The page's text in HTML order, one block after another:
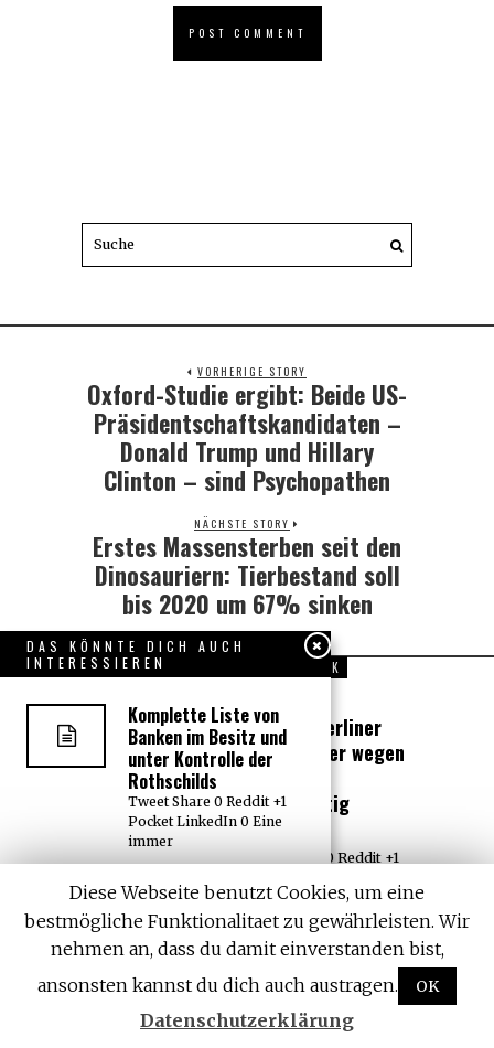
VORHERIGE STORY
Previous
post:
Oxford-Studie ergibt: Beide US-
Präsidentschaftskandidaten –
Donald Trump und Hillary
Clinton – sind Psychopathen
NÄCHSTE STORY
Next
post:
Erstes Massensterben seit den
Dinosauriern: Tierbestand soll
bis 2020 um 67% sinken
DIE NEUESTEN VON POLITIK
Exklusiv: Berliner
AfD-Politiker wegen
rechtskräftig
verurteilt
Tweet Share 0 Reddit +1
TRETE UNSERER TG
GRUPPE
Bundestag reduziert
Strafe für
Kindesmissbrauch
Diese Webseite benutzt Cookies, um eine
bestmögliche Funktionalitaet zu gewährleisten. Wir
nehmen an, dass du damit einverstanden bist,
ansonsten kannst du dich auch austragen.
OK
Datenschutzerklärung
DAS KÖNNTE DICH AUCH
INTERESSIEREN
Komplette Liste von
Banken im Besitz und
unter Kontrolle der
Rothschilds
Tweet Share 0 Reddit +1
Pocket LinkedIn 0 Eine
immer
Israel: “Kein
Fehlverhalten” durch
Tötung eines beidseitig
Amputierten in Gaza
Pocket LinkedIn 0 Als
Antwort